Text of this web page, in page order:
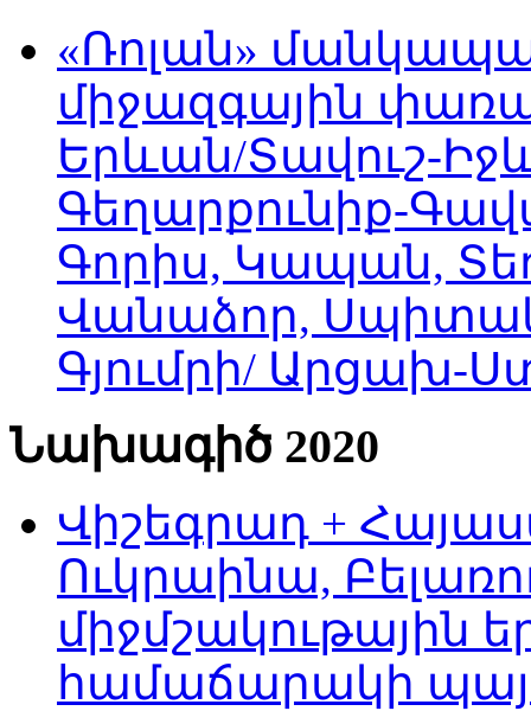
«Ռոլան»
միջազգային
Երևան/Տավուշ-
Գեղարքունիք-
Գորիս, Կապան,
Վանաձոր,
Գյումրի/ Արցախ-
Նախագիծ 2020
Վիշեգրադ +
Ուկրաինա,
միջմշակութային
համաճարակի